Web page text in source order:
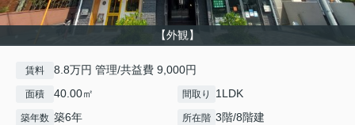
【外観】
賃料 8.8万円 管理/共益費 9,000円
面積 40.00㎡ 間取り 1LDK
築年数 築6年 所在階 3階/8階建